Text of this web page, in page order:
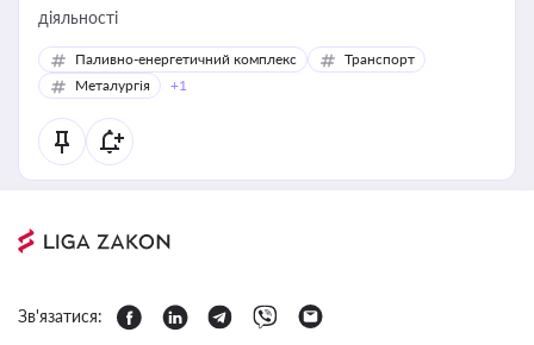
діяльності
Паливно-енергетичний комплекс
Транспорт
Металургія
+1
Зв'язатися: